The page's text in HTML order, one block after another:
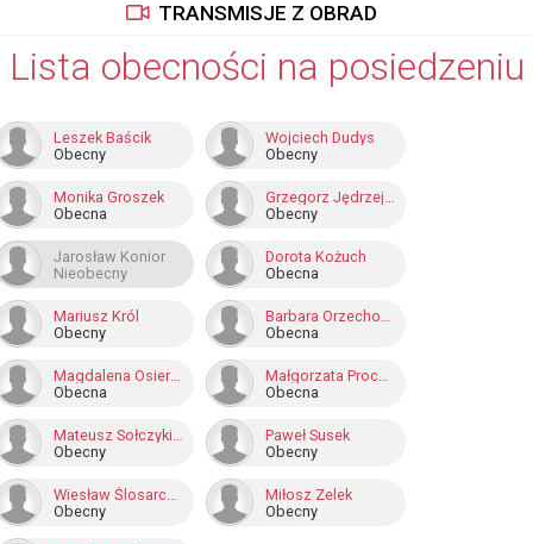
TRANSMISJE Z OBRAD
Lista obecności na posiedzeniu
Leszek Baścik
Obecny
Wojciech Dudys
Obecny
Monika Groszek
Obecna
Grzegorz Jędrzejas
Obecny
Jarosław Konior
Nieobecny
Dorota Kożuch
Obecna
Mariusz Król
Obecny
Barbara Orzechowska
Obecna
Magdalena Osierda-Zając
Obecna
Małgorzata Prochot
Obecna
Mateusz Sołczykiewicz
Obecny
Paweł Susek
Obecny
Wiesław Ślosarczyk
Obecny
Miłosz Zelek
Obecny